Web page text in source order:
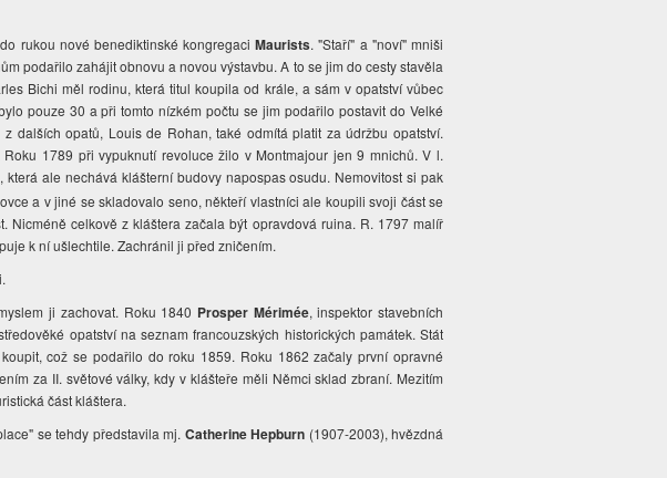
rukou nové benediktinské kongregaciMaurists. "Staří" a "noví" mniši
podařilo zahájit obnovu a novou výstavbu. A to se jim do cesty stavěla
Bichi měl rodinu, která titul koupila od krále, a sám v opatství vůbec
pouze 30 a při tomto nízkém počtu se jim podařilo postavit do Velké
dalších opatů, Louis de Rohan, také odmítá platit za údržbu opatství.
1789 při vypuknutí revoluce žilo v Montmajour jen 9 mnichů. V l.
která ale nechává klášterní budovy napospas osudu. Nemovitost si pak
a v jiné se skladovalo seno, někteří vlastníci ale koupili svoji část se
Nicméně celkově z kláštera začala být opravdová ruina. R. 1797 malíř
k ní ušlechtile. Zachránil ji před zničením.
ji zachovat. Roku 1840 Prosper Mérimée, inspektor stavebních
opatství na seznam francouzských historických památek. Stát
což se podařilo do roku 1859. Roku 1862 začaly první opravné
za II. světové války, kdy v klášteře měli Němci sklad zbraní. Mezitím
část kláštera.
se tehdy představila mj. Catherine Hepburn (1907-2003), hvězdná